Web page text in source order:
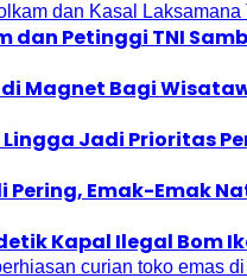
dan Petinggi TNI
Magnet Bagi
Jadi Prioritas
Pering, Emak-Emak
Kapal Ilegal Bom